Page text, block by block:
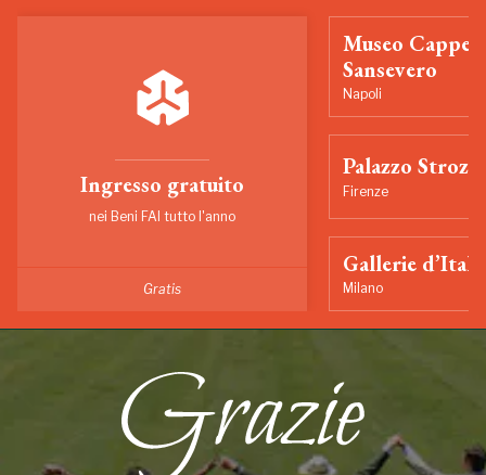
Ingresso gratuito
nei Beni FAI tutto l'anno
Gratis
Museo
Sansevero
Napoli
Palazzo Strozzi
Firenze
Gallerie
Milano